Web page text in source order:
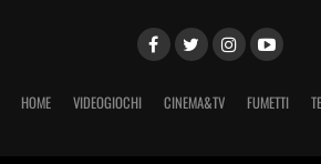
HOME VIDEOGIOCHI CINEMA&TV FUMETTI